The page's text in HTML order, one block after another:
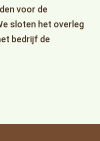
voor de
sloten het overleg
bedrijf de